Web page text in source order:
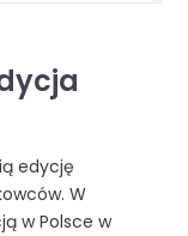
edycję
W
w Polsce w